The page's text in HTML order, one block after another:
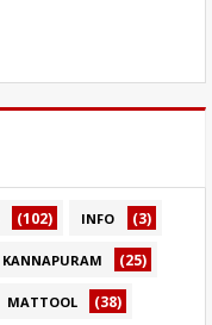
(102) INFO (3)
KANNAPURAM (25)
MATTOOL (38)